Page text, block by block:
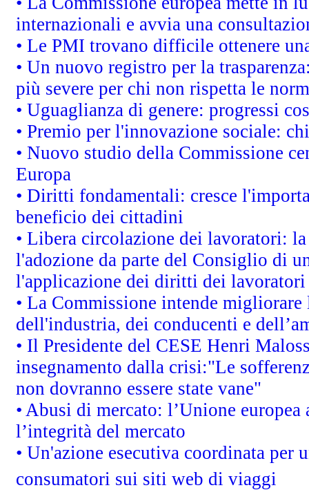
internazionali e avvia una
• Le PMI trovano difficile ottenere
• Un nuovo registro per la
più severe per chi non rispetta le
• Uguaglianza di genere: progressi
• Premio per l'innovazione sociale:
• Nuovo studio della Commissione
Europa
• Diritti fondamentali: cresce
beneficio dei cittadini
• Libera circolazione dei lavoratori:
l'adozione da parte del Consiglio di
l'applicazione dei diritti dei lavoratori
• La Commissione intende
dell'industria, dei conducenti e
• Il Presidente del CESE Henri
insegnamento dalla crisi:"Le
non dovranno essere state vane"
• Abusi di mercato: l’Unione
l’integrità del mercato
• Un'azione esecutiva coordinata
consumatori sui siti web di viaggi